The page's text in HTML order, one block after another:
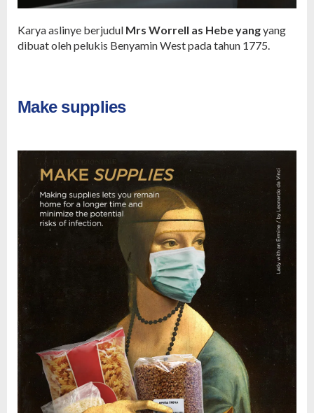
Karya aslinye berjudul Mrs Worrell as Hebe yangyang
dibuat oleh pelukis Benyamin West pada tahun 1775.
Make supplies